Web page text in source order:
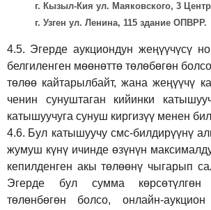
г. Кызыл-Кия ул. Маяковского, 3
г. Узген ул. Ленина, 115 здание ОПВРР.
4.5. Эгерде аукциондун жеңүүчүсү
белгиленген мөөнөттө төлөбөгөн
төлөө кайтарылбайт, жана жеңүүчү
ченин сунуштаган кийинки
катышуучуга сунуш киргизүү менен
4.6. Бул катышуучу смс-билдирүүнү
жумуш күнү ичинде өзүнүн
кепилденген акы төлөөнү чыгарып
Эгерде бул сумма
төлөнбөгөн болсо, онлайн-